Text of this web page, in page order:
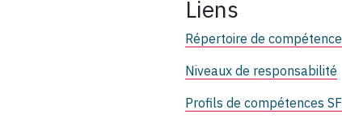
Liens
Répertoire de
Niveaux de responsabilité
Profils de compétences